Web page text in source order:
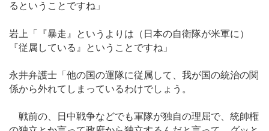
るということですね」
岩上「『暴走』というよりは（日本の自衛隊が米軍に）
『従属している』ということですね」
永井弁護士「他の国の運隊に従属して、我が国の統治の関
係から外れてしまっているわけでしょう。
戦前の、日中戦争などでも軍隊が独自の理屈で、統帥権